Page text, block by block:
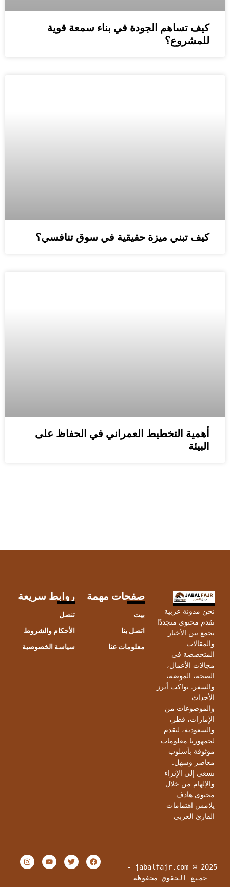
كيف تساهم الجودة في بناء سمعة قوية
للمشروع؟
كيف تبني ميزة حقيقية في سوق تنافسي؟
أهمية التخطيط العمراني في الحفاظ على
البيئة
صفحات مهمة
بيت
اتصل بنا
معلومات عنا
روابط سريعة
تنصل
الأحكام والشروط
سياسة الخصوصية
نحن مدونة عربية
تقدم محتوى متجددًا
يجمع بين الأخبار
والمقالات
المتخصصة في
مجالات الأعمال،
الصحة، الموضة،
والسفر. نواكب أبرز
الأحداث
والموضوعات من
الإمارات، قطر،
والسعودية، لنقدم
لجمهورنا معلومات
موثوقة بأسلوب
معاصر وسهل.
نسعى إلى الإثراء
والإلهام من خلال
محتوى هادف
يلامس اهتمامات
القارئ العربي
جميع الحقوق محفوظة